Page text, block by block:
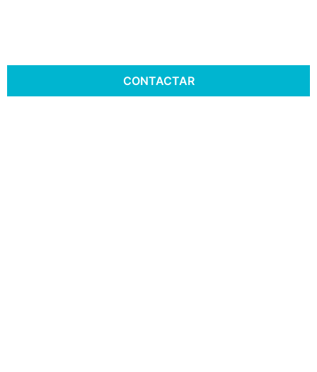
CONTACTAR